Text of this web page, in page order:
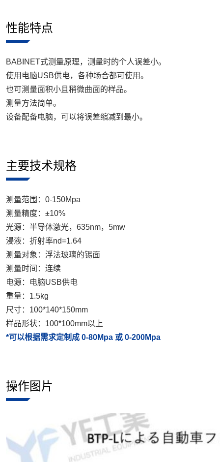
性能特点
BABINET式测量原理，测量时的个人误差小。
使用电脑USB供电，各种场合都可使用。
也可测量面积小且稍微曲面的样品。
测量方法简单。
设备配备电脑，可以将误差缩减到最小。
主要技术规格
测量范围：0-150Mpa
测量精度：±10%
光源：半导体激光，635nm，5mw
浸液：折射率nd=1.64
测量对象：浮法玻璃的锡面
测量时间：连续
电源：电脑USB供电
重量：1.5kg
尺寸：100*140*150mm
样品形状：100*100mm以上
*可以根据需求定制成 0-80Mpa 或 0-200Mpa
操作图片